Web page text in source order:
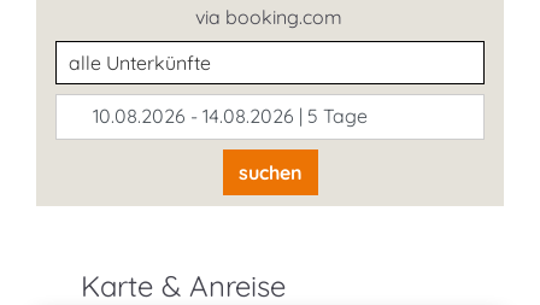
via booking.com
Unterkunftsart
10.08.2026 - 14.08.2026 | 5 Tage
suchen
Karte & Anreise